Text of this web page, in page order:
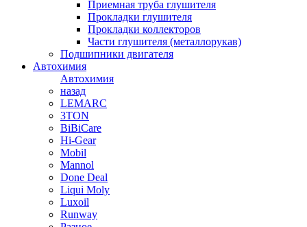
Приемная труба глушителя
Прокладки глушителя
Прокладки коллекторов
Части глушителя (металлорукав)
Подшипники двигателя
Автохимия
Автохимия
назад
LEMARC
3TON
BiBiCare
Hi-Gear
Mobil
Mannol
Done Deal
Liqui Moly
Luxoil
Runway